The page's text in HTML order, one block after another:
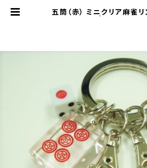
五筒（赤） ミニクリア麻雀